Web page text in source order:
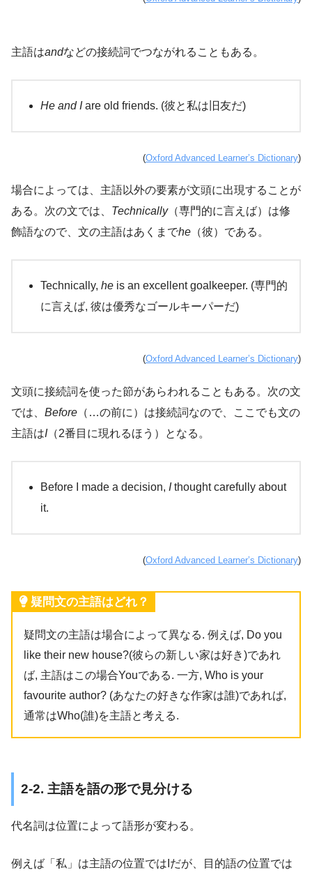
主語はandなどの接続詞でつながれることもある。
He and Iare old friends. (彼と私は旧友だ)
(Oxford Advanced Learner’s Dictionary)
場合によっては、主語以外の要素が文頭に出現することが
ある。次の文では、 Technically（専門的に言えば）は修
飾語なので、文の主語はあくまでhe （彼）である。
Technically, he is an excellent goalkeeper. (専門的
に言えば, 彼は優秀なゴールキーパーだ)
(Oxford Advanced Learner’s Dictionary)
文頭に接続詞を使った節があらわれることもある。次の文
では、 Before （…の前に）は接続詞なので、ここでも文の
主語はI（2番目に現れるほう）となる。
Before I made a decision, Ithought carefully about
it.
(Oxford Advanced Learner’s Dictionary)
疑問文の主語はどれ？
疑問文の主語は場合によって異なる. 例えば, Do you
like their new house?(彼らの新しい家は好き)であれ
ば, 主語はこの場合Youである. 一方, Who is your
favourite author? (あなたの好きな作家は誰)であれば,
通常はWho(誰)を主語と考える.
2-2. 主語を語の形で見分ける
代名詞は位置によって語形が変わる。
例えば「私」は主語の位置ではIだが、目的語の位置では